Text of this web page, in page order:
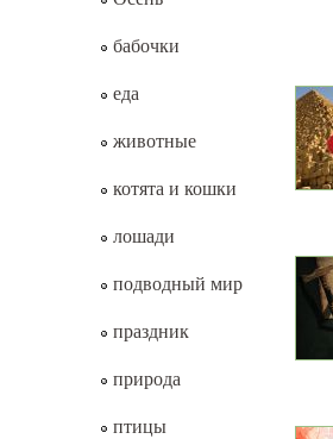
бабочки
еда
животные
котята и кошки
лошади
подводный мир
праздник
природа
птицы